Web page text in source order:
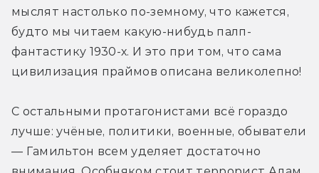
мыслят настолько по-земному, что кажется,
будто мы читаем какую-нибудь палп-
фантастику 1930-х. И это при том, что сама
цивилизация праймов описана великолепно!
С остальными протагонистами всё гораздо
лучше: учёные, политики, военные, обыватели
— Гамильтон всем уделяет достаточно